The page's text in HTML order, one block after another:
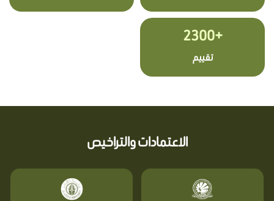
+2300
تقييم
الاعتمادات والتراخيص